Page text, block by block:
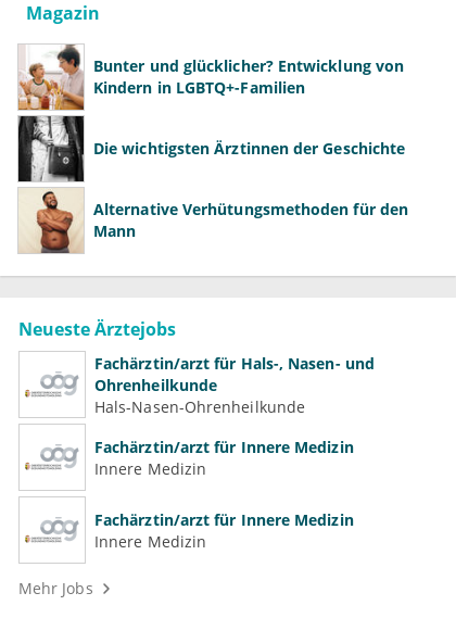
Magazin
Bunter und glücklicher? Entwicklung von
Kindern in LGBTQ+-Familien
Die wichtigsten Ärztinnen der Geschichte
Alternative Verhütungsmethoden für den
Mann
Neueste Ärztejobs
Fachärztin/arzt für Hals-, Nasen- und
Ohrenheilkunde
Hals-Nasen-Ohrenheilkunde
Fachärztin/arzt für Innere Medizin
Innere Medizin
Fachärztin/arzt für Innere Medizin
Innere Medizin
Mehr Jobs